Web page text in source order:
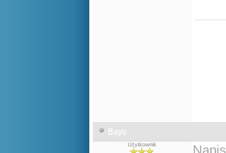
Bayu
Użytkownik